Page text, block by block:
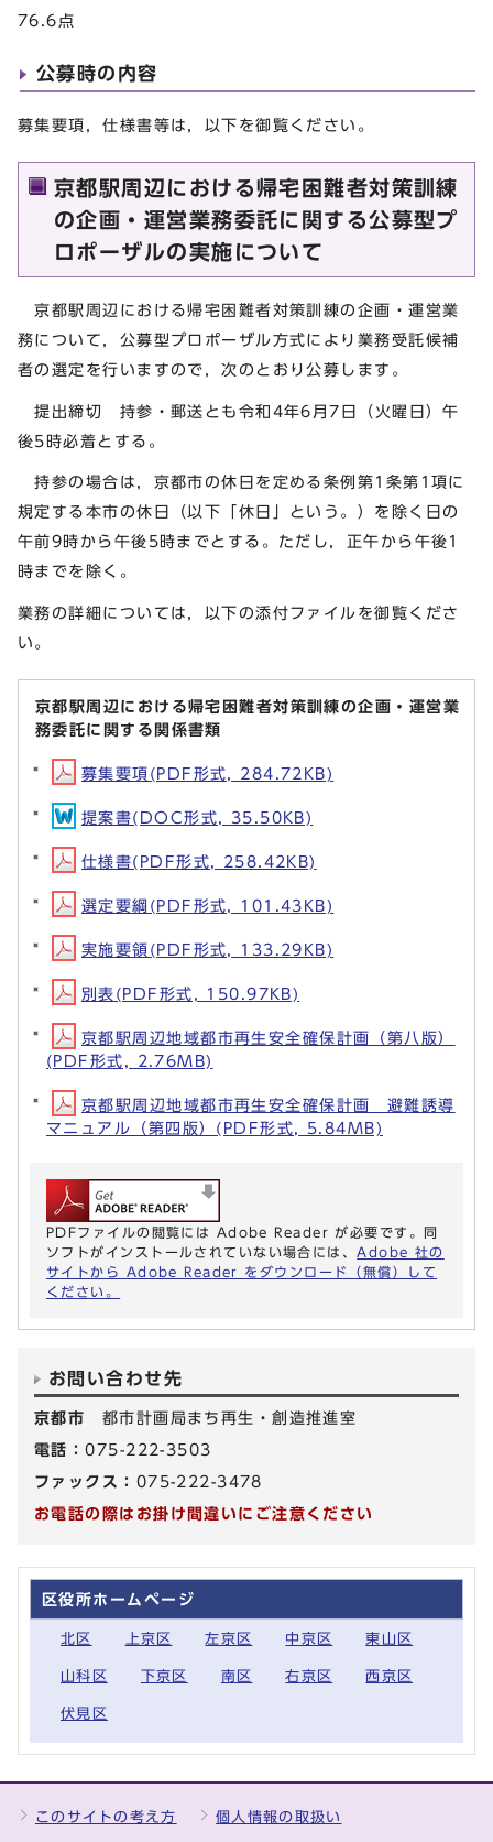
76.6点
公募時の内容
募集要項，仕様書等は，以下を御覧ください。
京都駅周辺における帰宅困難者対策訓練
の企画・運営業務委託に関する公募型プ
ロポーザルの実施について
京都駅周辺における帰宅困難者対策訓練の企画・運営業
務について，公募型プロポーザル方式により業務受託候補
者の選定を行いますので，次のとおり公募します。
提出締切 持参・郵送とも令和4年6月7日（火曜日）午
後5時必着とする。
持参の場合は，京都市の休日を定める条例第1条第1項に
規定する本市の休日（以下「休日」という。）を除く日の
午前9時から午後5時までとする。ただし，正午から午後1
時までを除く。
業務の詳細については，以下の添付ファイルを御覧くださ
い。
京都駅周辺における帰宅困難者対策訓練の企画・運営業
務委託に関する関係書類
募集要項(PDF形式, 284.72KB)
提案書(DOC形式, 35.50KB)
仕様書(PDF形式, 258.42KB)
選定要綱(PDF形式, 101.43KB)
実施要領(PDF形式, 133.29KB)
別表(PDF形式, 150.97KB)
京都駅周辺地域都市再生安全確保計画（第八版）
(PDF形式, 2.76MB)
京都駅周辺地域都市再生安全確保計画 避難誘導
マニュアル（第四版）(PDF形式, 5.84MB)
PDFファイルの閲覧には Adobe Reader が必要です。同
ソフトがインストールされていない場合には、 Adobe 社の
サイトから Adobe Reader をダウンロード（無償）して
ください。
お問い合わせ先
京都市 都市計画局まち再生・創造推進室
電話：075-222-3503
ファックス： 075-222-3478
お電話の際はお掛け間違いにご注意ください
区役所ホームページ
北区 上京区 左京区 中京区 東山区
山科区 下京区 南区 右京区 西京区
伏見区
このサイトの考え方 個人情報の取扱い